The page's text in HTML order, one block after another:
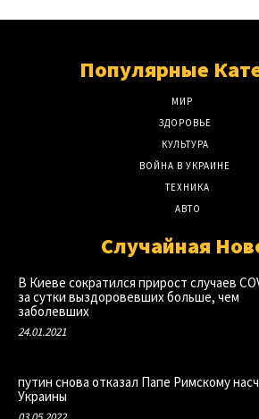
Популярные
МИР
ЗДОРОВЬЕ
КУЛЬТУРА
ВОЙНА В УКРАИНЕ
ТЕХНИКА
АВТО
Случайная
В Киеве сократился прирост случаев
за сутки выздоровевших больше, чем
заболевших
24.01.2021
путин снова отказал Папе Римскому
Украины